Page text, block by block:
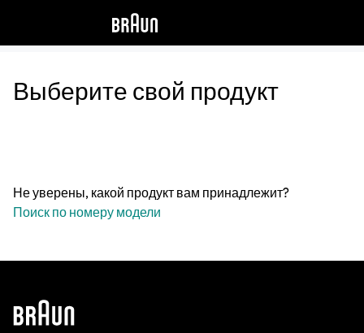
Выберите свой продукт
Не уверены, какой продукт вам принадлежит?
Поиск по номеру модели